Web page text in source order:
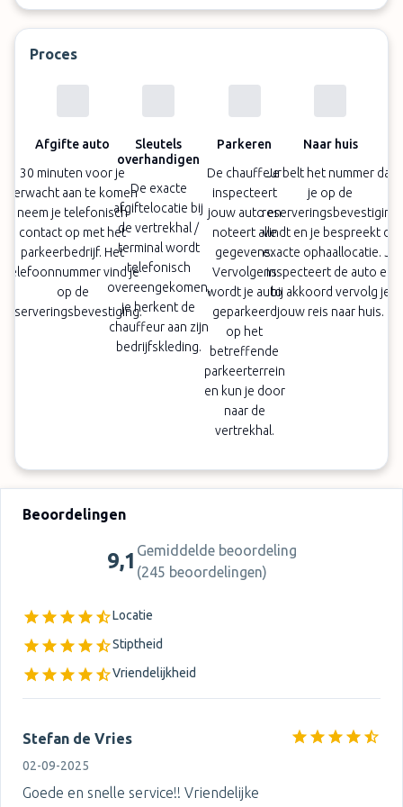
Toeslagen zijn niet inbegrepen in de
boekingsprijs en dienen ter plaatse te worden
Proces
Afgifte auto
30 minuten voor je
verwacht aan te komen
neem je telefonisch
contact op met het
parkeerbedrijf. Het
telefoonnummer vind je
op de
reserveringsbevestiging.
Sleutels
overhandigen
De exacte
afgiftelocatie bij
de vertrekhal /
terminal wordt
telefonisch
overeengekomen,
je herkent de
chauffeur aan zijn
bedrijfskleding.
Parkeren
De chauffeur
inspecteert
jouw auto en
noteert alle
gegevens.
Vervolgens
wordt je auto
geparkeerd
op het
betreffende
parkeerterrein
en kun je door
naar de
vertrekhal.
Naar huis
Je belt het nummer dat
je op de
reserveringsbevestiging
vindt en je bespreekt de
exacte ophaallocatie. Je
inspecteert de auto en
bij akkoord vervolg je
jouw reis naar huis.
Beoordelingen
9,1 Gemiddelde beoordeling
(245 beoordelingen)
Locatie
Stiptheid
Vriendelijkheid
Stefan de Vries
02-09-2025
Goede en snelle service!! Vriendelijke